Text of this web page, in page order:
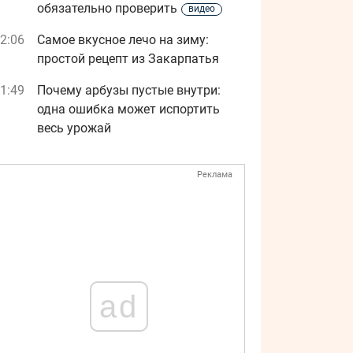
обязательно проверить видео
Самое вкусное лечо на зиму:
простой рецепт из Закарпатья
Почему арбузы пустые внутри:
одна ошибка может испортить
весь урожай
Реклама
ad